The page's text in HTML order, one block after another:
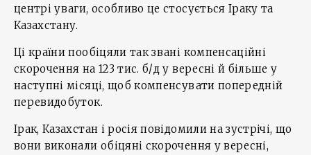
центрі уваги, особливо це стосується Іраку та
Казахстану.
Ці країни пообіцяли так звані компенсаційні
скорочення на 123 тис. б/д у вересні й більше у
наступні місяці, щоб компенсувати попередній
перевидобуток.
Ірак, Казахстан і росія повідомили на зустрічі, що
вони виконали обіцяні скорочення у вересні,